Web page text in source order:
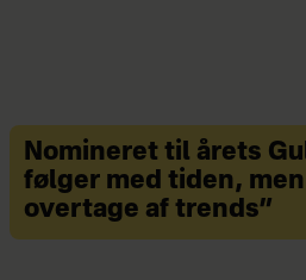
Nomineret til årets
følger med tiden,
overtage af trends”